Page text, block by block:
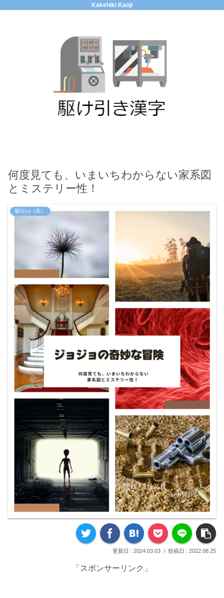
Kakehiki Kanji
何度見ても、いまいちわからない家系図
とミステリー性！
駆引Lv（高）
2024.03.03 2022.08.25
「スポンサーリンク」